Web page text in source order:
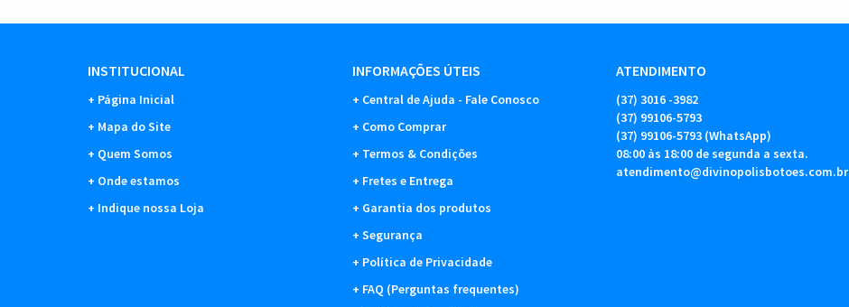
INSTITUCIONAL
Página Inicial
Mapa do Site
Quem Somos
Onde estamos
Indique nossa Loja
INFORMAÇÕES ÚTEIS
Central de Ajuda - Fale Conosco
Como Comprar
Termos & Condições
Fretes e Entrega
Garantia dos produtos
Segurança
Política de Privacidade
FAQ (Perguntas frequentes)
ATENDIMENTO
(37) 3016 -3982
(37) 99106-5793
(37) 99106-5793 (WhatsApp)
08:00 às 18:00 de segunda a sexta.
atendimento@divinopolisbotoes.com.br